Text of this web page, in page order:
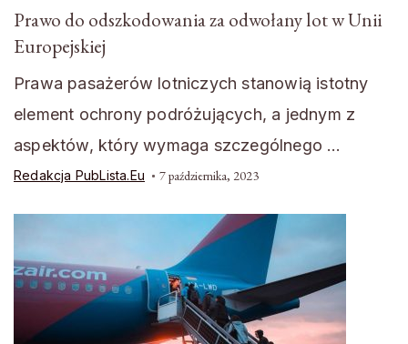
Prawo do odszkodowania za odwołany lot w Unii
Europejskiej
Prawa pasażerów lotniczych stanowią istotny
element ochrony podróżujących, a jednym z
aspektów, który wymaga szczególnego …
Redakcja PubLista.eu 7 października, 2023